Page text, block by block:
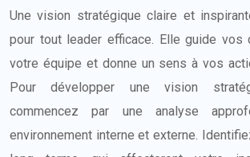
Une vision stratégique claire et
pour tout leader efficace. Elle guide vos
votre équipe et donne un sens à vos
Pour développer une vision
commencez par une analyse
environnement interne et externe.